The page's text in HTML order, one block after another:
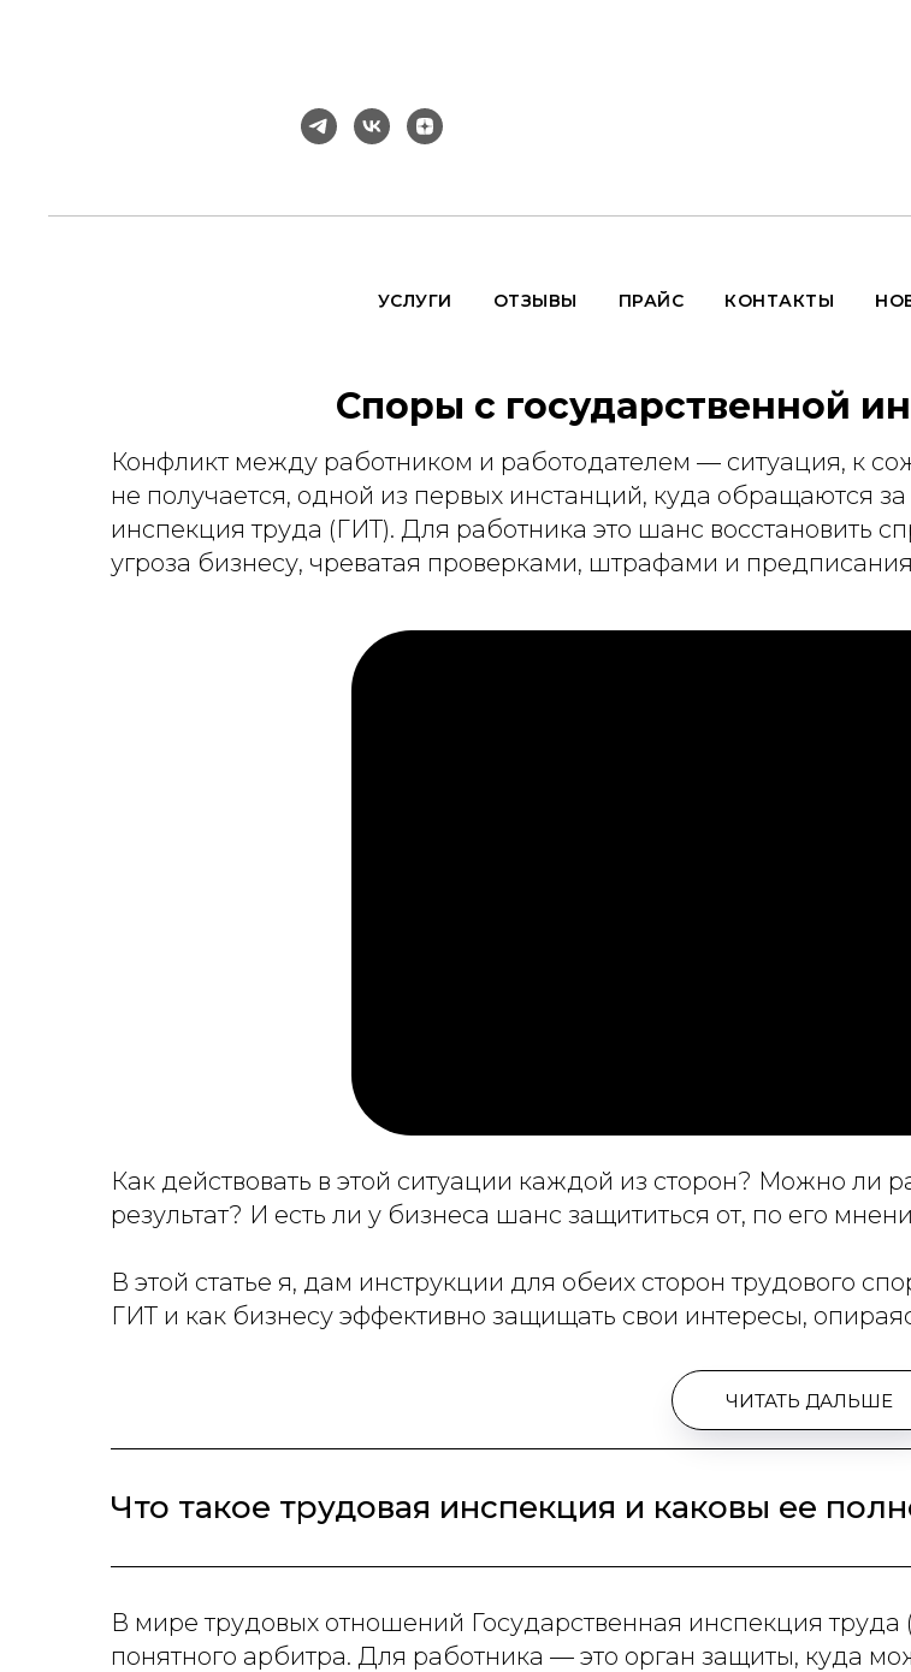
УСЛУГИ ОТЗЫВЫ ПРАЙС КОНТАКТЫ
Споры с государственной
Конфликт между работником и работодателем — ситуация, к
не получается, одной из первых инстанций, куда обращаются
инспекция труда (ГИТ). Для работника это шанс восстановить
угроза бизнесу, чреватая проверками, штрафами и
Как действовать в этой ситуации каждой из сторон? Можно ли
результат? И есть ли у бизнеса шанс защититься от, по его
В этой статье я, дам инструкции для обеих сторон трудового
ГИТ и как бизнесу эффективно защищать свои интересы,
ЧИТАТЬ ДАЛЬШЕ
Что такое трудовая инспекция и каковы ее
В мире трудовых отношений Государственная инспекция труда
понятного арбитра. Для работника — это орган защиты, куда